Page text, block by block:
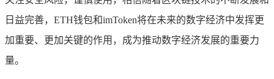
日益完善，ETH钱包和imToken将在未来的数字经济中发挥更
加重要、更加关键的作用，成为推动数字经济发展的重要力
量。